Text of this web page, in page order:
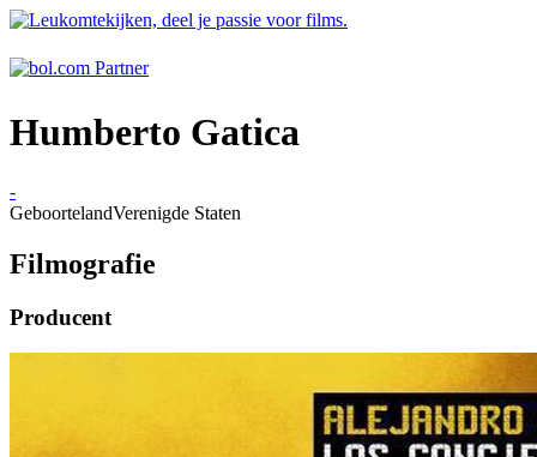
Humberto Gatica
-
GeboortelandVerenigde Staten
Filmografie
Producent